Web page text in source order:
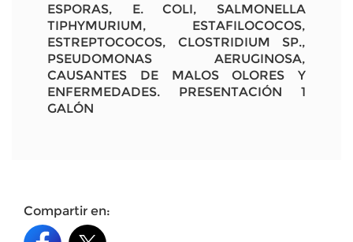
ESPORAS, E. COLI, SALMONELLA
TIPHYMURIUM, ESTAFILOCOCOS,
ESTREPTOCOCOS, CLOSTRIDIUM SP.,
PSEUDOMONAS AERUGINOSA,
CAUSANTES DE MALOS OLORES Y
ENFERMEDADES. PRESENTACIÓN 1
GALÓN
Compartir en: